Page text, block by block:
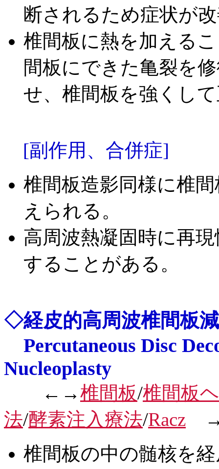
断されるため症状が
椎間板に熱を加える
間板にできた亀裂を
せ、椎間板を強くし
[副作用、合併症]
椎間板造影同様に椎
えられる。
高周波熱凝固時に再
することがある。
◇経皮的高周波椎間板
Percutaneous Disc
Nucleoplasty
←→椎間板/椎間板
法/酵素注入療法/Racz
椎間板の中の髄核を